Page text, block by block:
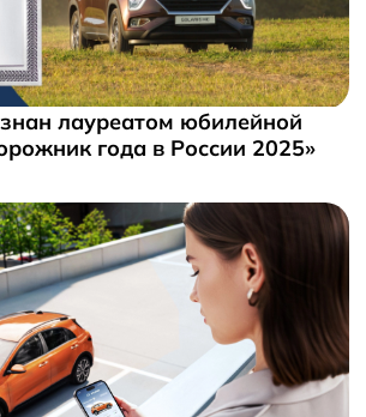
лауреатом юбилейной
года в России 2025»